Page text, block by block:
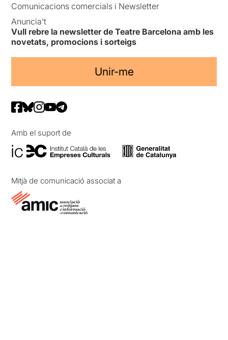
Comunicacions comercials i Newsletter
Anuncia’t
Vull rebre la newsletter de Teatre Barcelona amb les
novetats, promocions i sorteigs
Unir-me
Amb el suport de
Mitjà de comunicació associat a